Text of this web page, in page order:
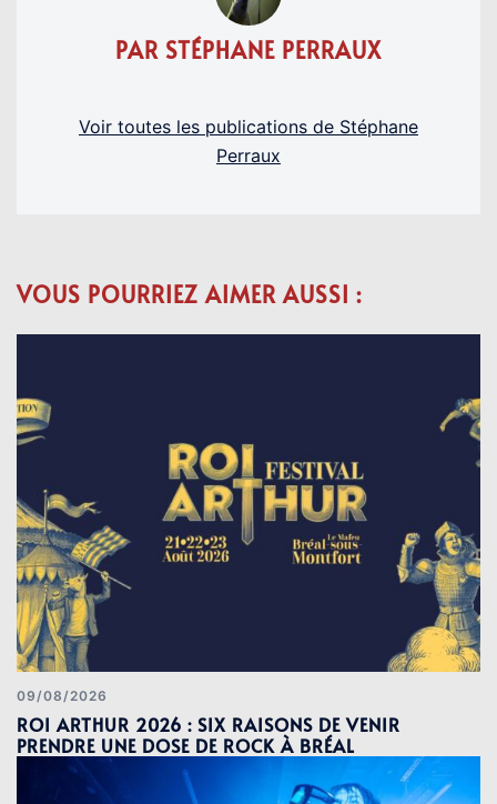
PAR STÉPHANE PERRAUX
Voir toutes les publications de Stéphane
Perraux
VOUS POURRIEZ AIMER AUSSI :
09/08/2026
ROI ARTHUR 2026 : SIX RAISONS DE VENIR
PRENDRE UNE DOSE DE ROCK À BRÉAL